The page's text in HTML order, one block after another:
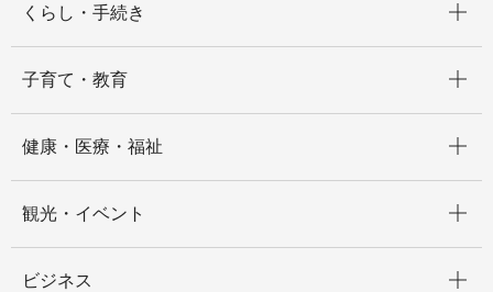
くらし・手続き
子育て・教育
健康・医療・福祉
観光・イベント
ビジネス